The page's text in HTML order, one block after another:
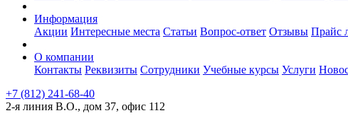
Информация
Акции Интересные места Статьи Вопрос-ответ Отзывы Прайс
О компании
Контакты Реквизиты Сотрудники Учебные курсы Услуги
+7 (812) 241-68-40
2-я линия В.О., дом 37, офис 112